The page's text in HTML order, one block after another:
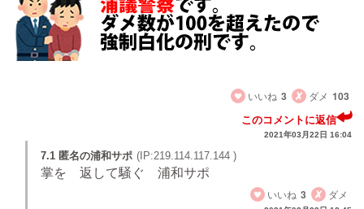
いいね 3 ダメ 103
このコメントに返信
2021年03月22日 16:04
7.1 匿名の浦和サポ (IP:219.114.117.144 )
掌を 返して騒ぐ 浦和サポ
いいね 3 ダメ